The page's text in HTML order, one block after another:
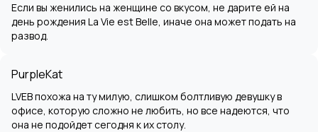
Если вы женились на женщине со вкусом, не дарите ей на
день рождения La Vie est Belle, иначе она может подать на
развод.
PurpleKat
LVEB похожа на ту милую, слишком болтливую девушку в
офисе, которую сложно не любить, но все надеются, что
она не подойдет сегодня к их столу.